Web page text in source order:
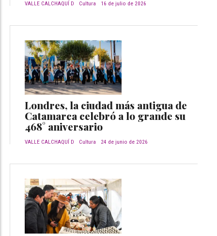
VALLE CALCHAQUÍ D Cultura 16 de julio de 2026
Londres, la ciudad más antigua de
Catamarca celebró a lo grande su
468° aniversario
VALLE CALCHAQUÍ D Cultura 24 de junio de 2026